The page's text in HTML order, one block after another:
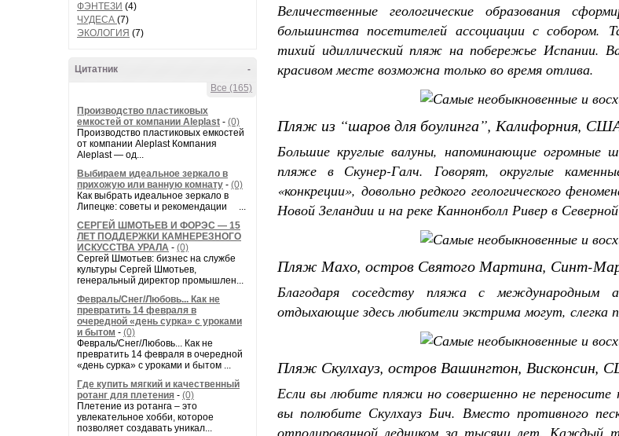
ФЭНТЕЗИ (4)
ЧУДЕСА (7)
ЭКОЛОГИЯ (7)
-
Цитатник
Все (165)
Производство пластиковых
емкостей от компании Aleplast - (0)
Производство пластиковых емкостей
от компании Aleplast Компания
Aleplast — од...
Выбираем идеальное зеркало в
прихожую или ванную комнату - (0)
Как выбрать идеальное зеркало в
Липецке: советы и рекомендации ...
СЕРГЕЙ ШМОТЬЕВ И ФОРЭС — 15
ЛЕТ ПОДДЕРЖКИ КАМНЕРЕЗНОГО
ИСКУССТВА УРАЛА - (0)
Сергей Шмотьев: бизнес на службе
культуры Сергей Шмотьев,
генеральный директор промышлен...
Февраль/Снег/Любовь... Как не
превратить 14 февраля в
очередной «день сурка» с уроками
и бытом - (0)
Февраль/Снег/Любовь... Как не
превратить 14 февраля в очередной
«день сурка» с уроками и бытом ...
Где купить мягкий и качественный
ротанг для плетения - (0)
Плетение из ротанга – это
увлекательное хобби, которое
позволяет создавать уникал...
Величественные геологические образования
большинства посетителей ассоциации с собором.
тихий идиллический пляж на побережье Испании.
красивом месте возможна только во время отлива.
Пляж из “шаров для боулинга”, Калифорния,
Большие круглые валуны, напоминающие огромные
пляже в Скунер-Галч. Говорят, округлые
«конкреции», довольно редкого геологического
Новой Зеландии и на реке Каннонболл Ривер в
Пляж Махо, остров Святого Мартина, Синт-
Благодаря соседству пляжа с
отдыхающие здесь любители экстрима могут, слегка
Пляж Скулхауз, остров Вашингтон, Висконсин,
Если вы любите пляжи но совершенно не переносите
вы полюбите Скулхауз Бич. Вместо противного
отполированной ледником за тысячи лет. Каждый